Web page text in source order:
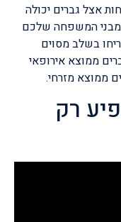
אצל גברים יכולה
המשפחה שלכם
בשלב מסוים
ממוצא אירופאי
ממוצא מזרחי.
רק